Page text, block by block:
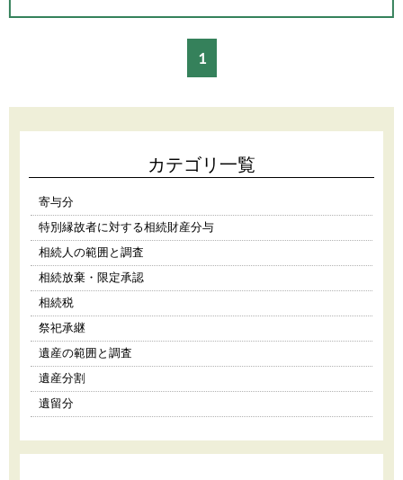
1
カテゴリ一覧
寄与分
特別縁故者に対する相続財産分与
相続人の範囲と調査
相続放棄・限定承認
相続税
祭祀承継
遺産の範囲と調査
遺産分割
遺留分